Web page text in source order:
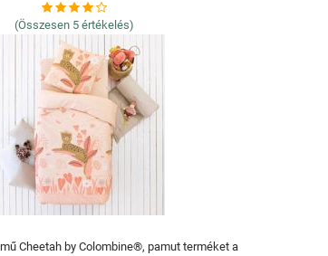
(Összesen 5 értékelés)
Cheetah by Colombine®, pamut terméket a